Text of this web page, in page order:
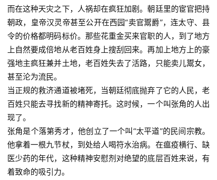
而在这种天灾之下，人祸却在疯狂加剧。朝廷里的宦官把持
朝政，皇帝汉灵帝甚至公开在西园“卖官鬻爵”，连太守、县
令的价格都明码标价。那些花重金买来官职的人，到了地方
上自然要成倍地从老百姓身上搜刮回来。再加上地方上的豪
强地主疯狂兼并土地，老百姓失去了活路，只能卖儿鬻女，
甚至沦为流民。
当正规的救济通道被堵死，当朝廷彻底抛弃了它的人民，老
百姓只能去寻找新的精神寄托。这时候，一个叫张角的人出
现了。
张角是个落第秀才，他创立了一个叫“太平道”的民间宗教。
他拿着一根九节杖，到处给人喝符水治病。在瘟疫横行、缺
医少药的年代，这种精神安慰剂对绝望的底层百姓来说，有
着致命的吸引力。